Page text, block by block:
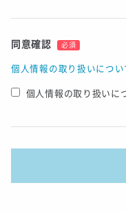
同意確認 必須
個人情報の取り扱いについ
個人情報の取り扱いに